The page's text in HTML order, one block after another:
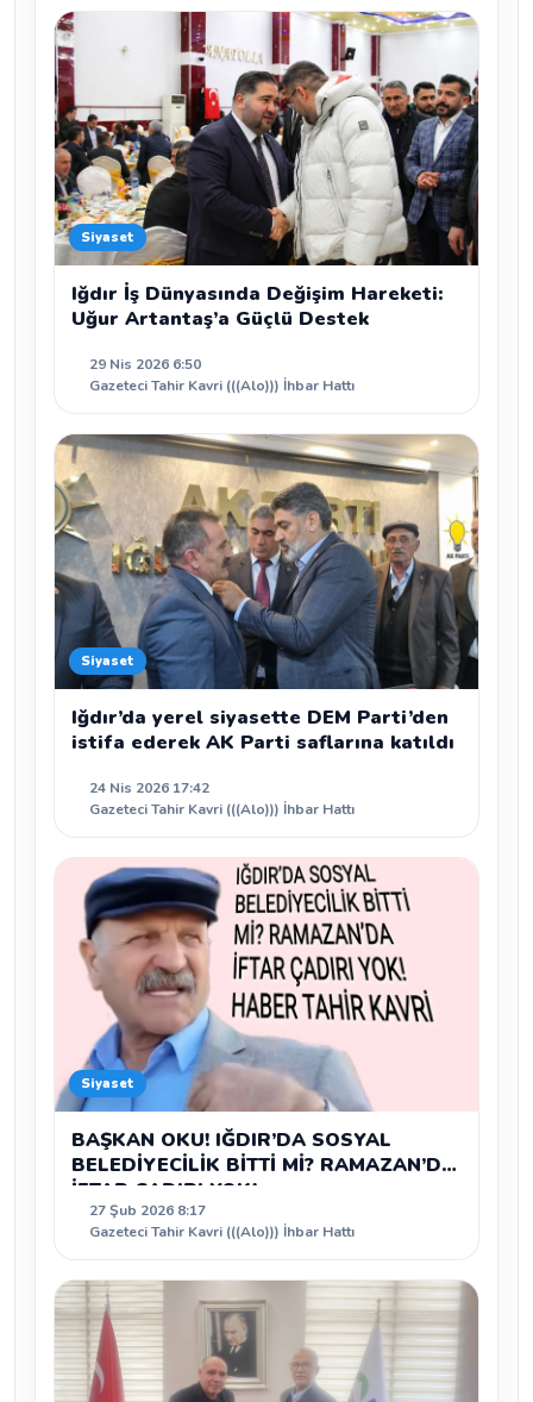
Siyaset
Iğdır İş Dünyasında Değişim Hareketi:
Uğur Artantaş’a Güçlü Destek
29 Nis 2026 6:50
Gazeteci Tahir Kavri (((Alo))) İhbar Hattı
Siyaset
Iğdır’da yerel siyasette DEM Parti’den
istifa ederek AK Parti saflarına katıldı
24 Nis 2026 17:42
Gazeteci Tahir Kavri (((Alo))) İhbar Hattı
Siyaset
BAŞKAN OKU! IĞDIR’DA SOSYAL
BELEDİYECİLİK BİTTİ Mİ? RAMAZAN’DA
İFTAR ÇADIRI YOK!
27 Şub 2026 8:17
Gazeteci Tahir Kavri (((Alo))) İhbar Hattı